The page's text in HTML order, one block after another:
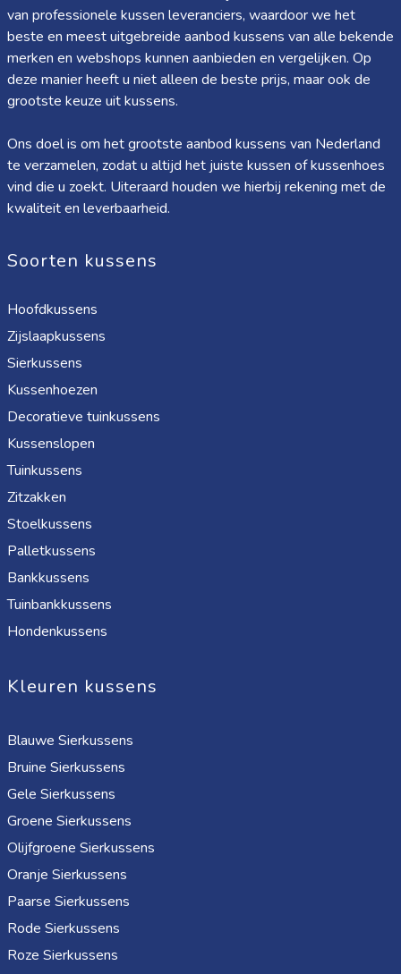
van professionele kussen leveranciers, waardoor we het
beste en meest uitgebreide aanbod kussens van alle bekende
merken en webshops kunnen aanbieden en vergelijken. Op
deze manier heeft u niet alleen de beste prijs, maar ook de
grootste keuze uit kussens.
Ons doel is om het grootste aanbod kussens van Nederland
te verzamelen, zodat u altijd het juiste kussen of kussenhoes
vind die u zoekt. Uiteraard houden we hierbij rekening met de
kwaliteit en leverbaarheid.
Soorten kussens
Hoofdkussens
Zijslaapkussens
Sierkussens
Kussenhoezen
Decoratieve tuinkussens
Kussenslopen
Tuinkussens
Zitzakken
Stoelkussens
Palletkussens
Bankkussens
Tuinbankkussens
Hondenkussens
Kleuren kussens
Blauwe Sierkussens
Bruine Sierkussens
Gele Sierkussens
Groene Sierkussens
Olijfgroene Sierkussens
Oranje Sierkussens
Paarse Sierkussens
Rode Sierkussens
Roze Sierkussens